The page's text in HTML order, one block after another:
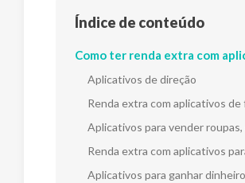
Índice de conteúdo
Como ter renda extra com
Aplicativos de direção
Renda extra com aplicativos de
Aplicativos para vender
Renda extra com aplicativos
Aplicativos para ganhar